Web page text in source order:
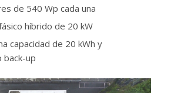
de 540 Wp cada una
híbrido de 20 kW
capacidad de 20 kWh y
back-up